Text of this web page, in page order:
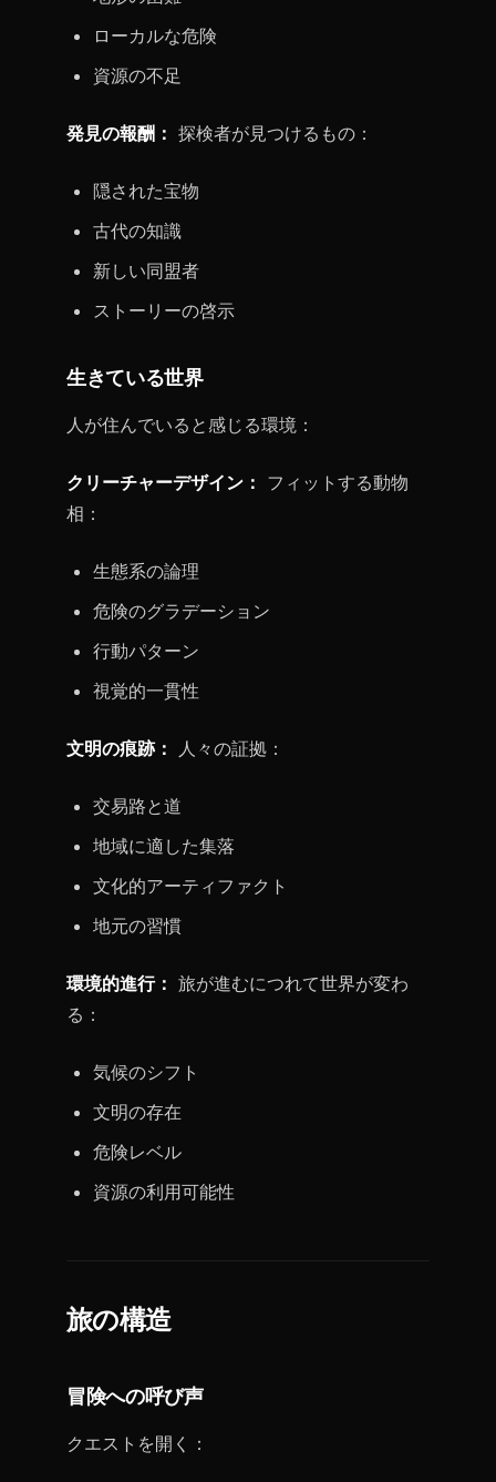
ローカルな危険
資源の不足
発見の報酬： 探検者が見つけるもの：
隠された宝物
古代の知識
新しい同盟者
ストーリーの啓示
生きている世界
人が住んでいると感じる環境：
クリーチャーデザイン： フィットする動物
相：
生態系の論理
危険のグラデーション
行動パターン
視覚的一貫性
文明の痕跡： 人々の証拠：
交易路と道
地域に適した集落
文化的アーティファクト
地元の習慣
環境的進行： 旅が進むにつれて世界が変わ
る：
気候のシフト
文明の存在
危険レベル
資源の利用可能性
旅の構造
冒険への呼び声
クエストを開く：